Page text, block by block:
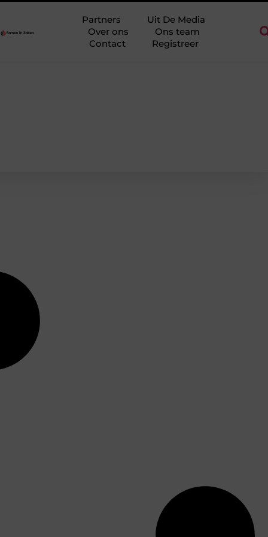
Partners
Uit De Media
Over ons
Ons team
Contact
Registreer